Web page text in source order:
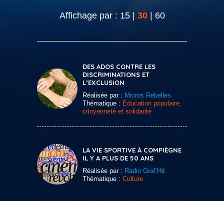
Affichage par : 15| 30| 60
DES ADOS CONTRE LES
DISCRIMINATIONS ET
L’EXCLUSION
Réalisée par : Micros Rebelles
Thématique : Education populaire,
citoyenneté et solidarité
LA VIE SPORTIVE À COMPIÈGNE
IL Y A PLUS DE 50 ANS
Réalisée par : Radio Graf’Hit
Thématique : Culture